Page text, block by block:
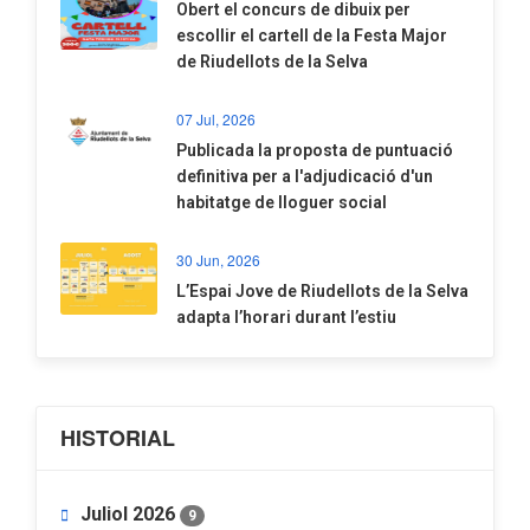
​Obert el concurs de dibuix per
escollir el cartell de la Festa Major
de Riudellots de la Selva
07 Jul, 2026
​Publicada la proposta de puntuació
definitiva per a l'adjudicació d'un
habitatge de lloguer social
30 Jun, 2026
​L’Espai Jove de Riudellots de la Selva
adapta l’horari durant l’estiu
HISTORIAL
Juliol 2026 9